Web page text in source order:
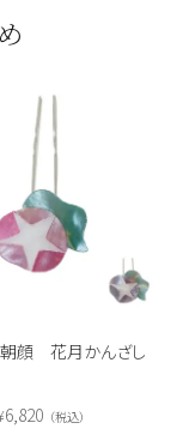
顔 花月かんざし
6,820 税込